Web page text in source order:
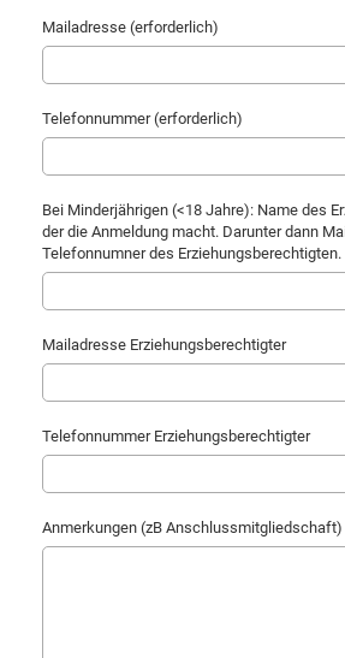
Mailadresse (erforderlich)
Telefonnummer (erforderlich)
Bei Minderjährigen (<18 Jahre): Name des
der die Anmeldung macht. Darunter dann
Telefonnumner des Erziehungsberechtigten.
Mailadresse Erziehungsberechtigter
Telefonnummer Erziehungsberechtigter
Anmerkungen (zB Anschlussmitgliedschaft)